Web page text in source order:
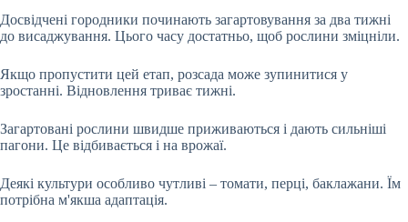
Досвідчені городники починають загартовування за два тижні
до висаджування. Цього часу достатньо, щоб рослини зміцніли.
Якщо пропустити цей етап, розсада може зупинитися у
зростанні. Відновлення триває тижні.
Загартовані рослини швидше приживаються і дають сильніші
пагони. Це відбивається і на врожаї.
Деякі культури особливо чутливі – томати, перці, баклажани. Їм
потрібна м'якша адаптація.